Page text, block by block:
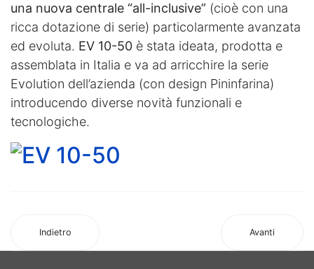
una nuova centrale “all-inclusive” (cioè con una
ricca dotazione di serie) particolarmente avanzata
ed evoluta. EV 10-50 è stata ideata, prodotta e
assemblata in Italia e va ad arricchire la serie
Evolution dell’azienda (con design Pininfarina)
introducendo diverse novità funzionali e
tecnologiche.
Indietro Avanti